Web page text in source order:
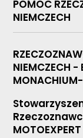
POMOC
NIEMCZECH
NIEMCZECH -
MOTOEXPERT